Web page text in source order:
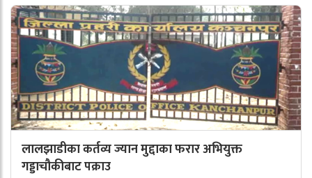
लालझाडीका कर्तव्य ज्यान मुद्दाका फरार अभियुक्त
गड्डाचौकीबाट पक्राउ